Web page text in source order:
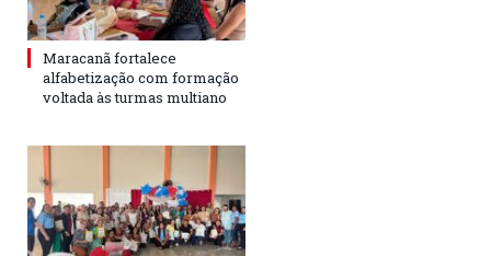
Maracanã fortalece
alfabetização com formação
voltada às turmas multiano